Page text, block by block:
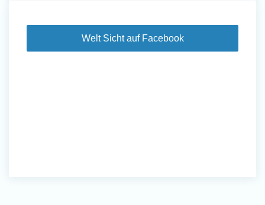
Welt Sicht auf Facebook